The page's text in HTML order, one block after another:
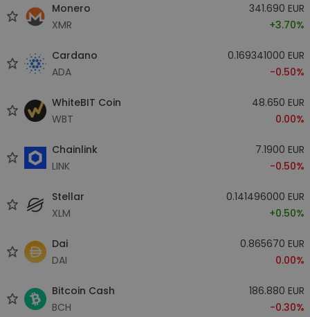
Monero
XMR
341.690 EUR
+3.70%
Cardano
ADA
0.169341000 EUR
-0.50%
WhiteBIT Coin
WBT
48.650 EUR
0.00%
Chainlink
LINK
7.1900 EUR
-0.50%
Stellar
XLM
0.141496000 EUR
+0.50%
Dai
DAI
0.865670 EUR
0.00%
Bitcoin Cash
BCH
186.880 EUR
-0.30%